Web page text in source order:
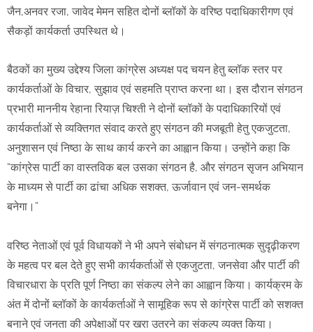
जैन,अनवर रजा, जावेद मेमन सहित दोनों ब्लॉकों के वरिष्ठ पदाधिकारीगण एवं
सैकड़ों कार्यकर्ता उपस्थित थे।
बैठकों का मुख्य उद्देश्य जिला कांग्रेस अध्यक्ष पद चयन हेतु ब्लॉक स्तर पर
कार्यकर्ताओं के विचार, सुझाव एवं सहमति प्राप्त करना था। इस दौरान संगठन
प्रभारी माननीय रेहाना रियाज़ चिश्ती ने दोनों ब्लॉकों के पदाधिकारियों एवं
कार्यकर्ताओं से व्यक्तिगत संवाद करते हुए संगठन की मजबूती हेतु एकजुटता,
अनुशासन एवं निष्ठा के साथ कार्य करने का आह्वान किया। उन्होंने कहा कि
“कांग्रेस पार्टी का वास्तविक बल उसका संगठन है, और संगठन सृजन अभियान
के माध्यम से पार्टी का ढांचा अधिक सशक्त, ऊर्जावान एवं जन-समर्थक
बनेगा।”
वरिष्ठ नेताओं एवं पूर्व विधायकों ने भी अपने संबोधन में संगठनात्मक सुदृढ़ीकरण
के महत्व पर बल देते हुए सभी कार्यकर्ताओं से एकजुटता, जनसेवा और पार्टी की
विचारधारा के प्रति पूर्ण निष्ठा का संकल्प लेने का आह्वान किया। कार्यक्रम के
अंत में दोनों ब्लॉकों के कार्यकर्ताओं ने सामूहिक रूप से कांग्रेस पार्टी को सशक्त
बनाने एवं जनता की अपेक्षाओं पर खरा उतरने का संकल्प व्यक्त किया।